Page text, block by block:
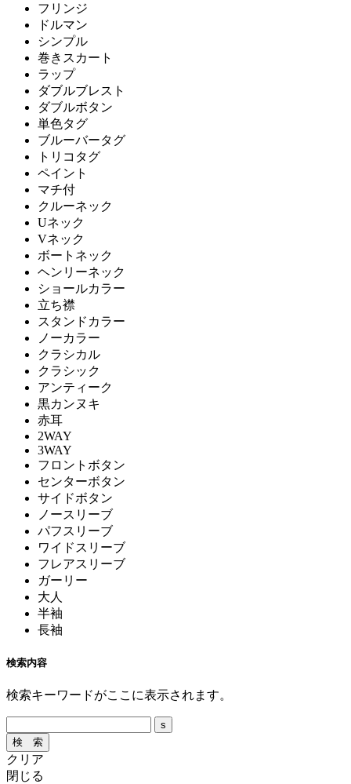
フリンジ
ドルマン
シンプル
巻きスカート
ラップ
ダブルブレスト
ダブルボタン
単色タグ
ブルーバータグ
トリコタグ
ペイント
マチ付
クルーネック
Uネック
Vネック
ボートネック
ヘンリーネック
ショールカラー
立ち襟
スタンドカラー
ノーカラー
クラシカル
クラシック
アンティーク
黒カンヌキ
赤耳
2WAY
3WAY
フロントボタン
センターボタン
サイドボタン
ノースリーブ
パフスリーブ
ワイドスリーブ
フレアスリーブ
ガーリー
大人
半袖
長袖
検索内容
検索キーワードがここに表示されます。
クリア
閉じる